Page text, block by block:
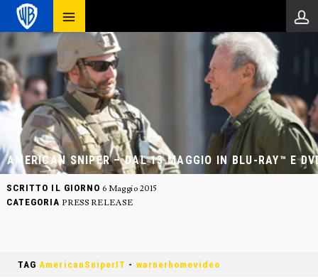
AMERICAN SNIPER – DAL 13 MAGGIO IN BLU-RAY™ E
SCRITTO IL GIORNO 6 Maggio 2015
CATEGORIA PRESS RELEASE
TAGAmericanSniperIT - warnerhomevideo